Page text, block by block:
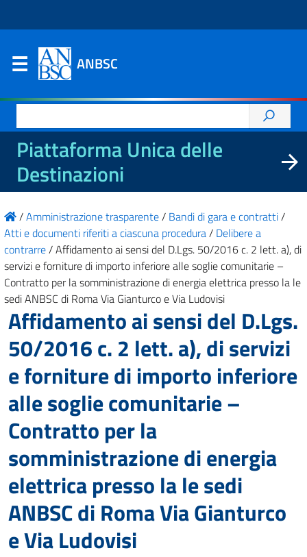
ANBSC
per:
Piattaforma Unica delle
Destinazioni
/Amministrazione trasparente/ Bandi di gara e contratti/
Atti e documenti riferiti a ciascuna procedura/ Delibere a
contrarre/Affidamento ai sensi del D.Lgs. 50/2016 c. 2 lett. a), di
servizi e forniture di importo inferiore alle soglie comunitarie –
Contratto per la somministrazione di energia elettrica presso la le
sedi ANBSC di Roma Via Gianturco e Via Ludovisi
Affidamento ai sensi del D.Lgs.
50/2016 c. 2 lett. a), di servizi
e forniture di importo inferiore
alle soglie comunitarie –
Contratto per la
somministrazione di energia
elettrica presso la le sedi
ANBSC di Roma Via Gianturco
e Via Ludovisi